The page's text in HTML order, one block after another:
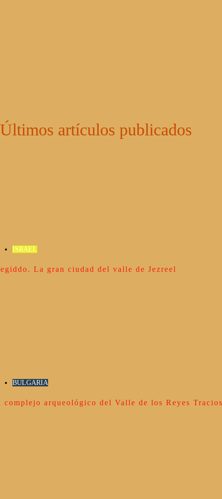
Últimos artículos publicados
ISRAEL
La gran ciudad del valle de Jezreel
BULGARIA
complejo arqueológico del Valle de los Reyes